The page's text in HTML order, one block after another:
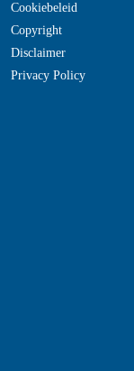
Cookiebeleid
Copyright
Disclaimer
Privacy Policy